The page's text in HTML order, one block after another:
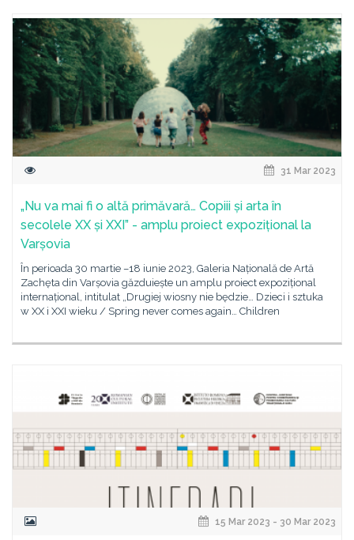
31 Mar 2023
„Nu va mai fi o altă primăvară… Copiii și arta în
secolele XX și XXI” - amplu proiect expozițional la
Varșovia
În perioada 30 martie –18 iunie 2023, Galeria Națională de Artă
Zachęta din Varșovia găzduiește un amplu proiect expozițional
internațional, intitulat „Drugiej wiosny nie będzie… Dzieci i sztuka
w XX i XXI wieku / Spring never comes again… Children
15 Mar 2023 - 30 Mar 2023